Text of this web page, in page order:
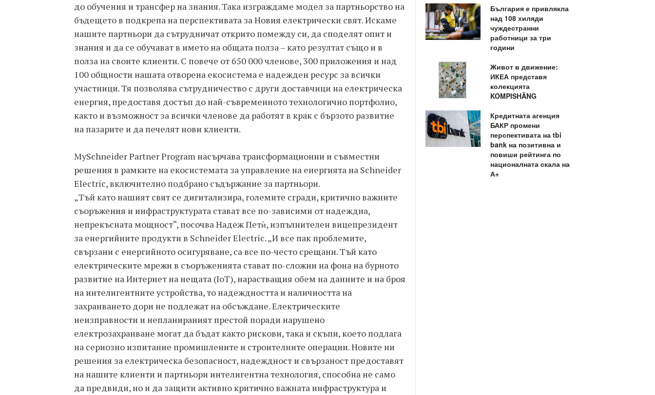
до обучения и трансфер на знания. Така изграждаме модел за партньорство на
бъдещето в подкрепа на перспективата за Новия електрически свят. Искаме
нашите партньори да сътрудничат открито помежду си, да споделят опит и
знания и да се обучават в името на общата полза – като резултат също и в
полза на своите клиенти. С повече от 650 000 членове, 300 приложения и над
100 общности нашата отворена екосистема е надежден ресурс за всички
участници. Тя позволява сътрудничество с други доставчици на електрическа
енергия, предоставя достъп до най-съвременното технологично портфолио,
както и възможност за всички членове да работят в крак с бързото развитие
на пазарите и да печелят нови клиенти.
MySchneider Partner Program насърчава трансформационни и съвместни
решения в рамките на екосистемата за управление на енергията на Schneider
Electric, включително подбрано съдържание за партньори.
„Тъй като нашият свят се дигитализира, големите сгради, критично важните
съоръжения и инфраструктурата стават все по-зависими от надеждна,
непрекъсната мощност“, посочва Надеж Петѝ, изпълнителен вицепрезидент
за енергийните продукти в Schneider Electric. „И все пак проблемите,
свързани с енергийното осигуряване, са все по-често срещани. Тъй като
електрическите мрежи в съоръженията стават по-сложни на фона на бурното
развитие на Интернет на нещата (IoT), нарастващия обем на данните и на броя
на интелигентните устройства, то надеждността и наличността на
захранването дори не подлежат на обсъждане. Електрическите
неизправности и непланираният престой поради нарушено
електрозахранване могат да бъдат както рискови, така и скъпи, което подлага
на сериозно изпитание промишлените и строителните операции. Новите ни
решения за електрическа безопасност, надеждност и свързаност предоставят
на нашите клиенти и партньори интелигентна технология, способна не само
да предвиди, но и да защити активно критично важната инфраструктура и
България е привлякла
над 108 хиляди
чуждестранни
работници за три
години
Живот в движение:
ИКЕА представя
колекцията
KOMPISHÄNG
Кредитната агенция
БАКР промени
перспективата на tbi
bank на позитивна и
повиши рейтинга по
националната скала на
А+